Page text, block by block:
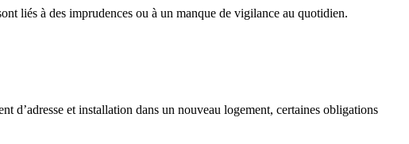
liés à des imprudences ou à un manque de vigilance au quotidien.
d’adresse et installation dans un nouveau logement, certaines obligations